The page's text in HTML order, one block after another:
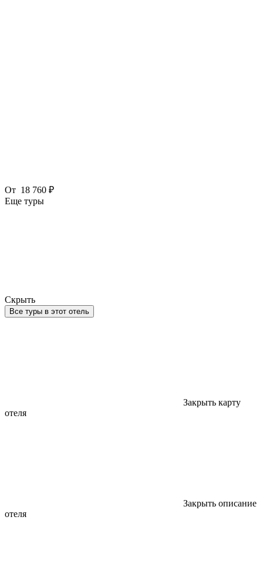
От 18 760 ₽
Еще туры
Скрыть
Все туры в этот отель
Закрыть карту
отеля
Закрыть описание
отеля